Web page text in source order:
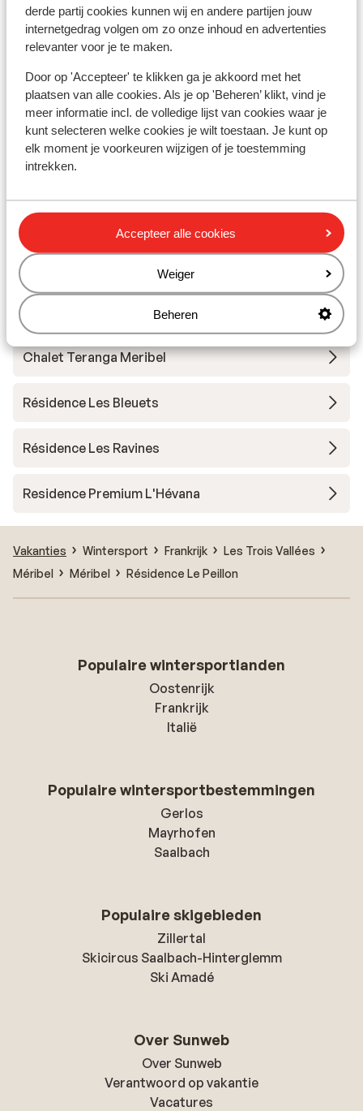
derde partij cookies kunnen wij en andere partijen jouw
internetgedrag volgen om zo onze inhoud en advertenties
relevanter voor je te maken.
Door op 'Accepteer' te klikken ga je akkoord met het
plaatsen van alle cookies. Als je op 'Beheren’ klikt, vind je
meer informatie incl. de volledige lijst van cookies waar je
kunt selecteren welke cookies je wilt toestaan. Je kunt op
elk moment je voorkeuren wijzigen of je toestemming
intrekken.
Accepteer alle cookies
Weiger
Beheren
Skimateriaal
Andere accommodaties in Méribel
Résidence P&V Premium Les Crêts
Résidence P&V Premium Les Fermes de Méribel
Résidence Odalys Le Hameau de Mottaret
Résidence Les Sentiers du Tueda
Chalet Teranga Meribel
Résidence Les Bleuets
Résidence Les Ravines
Residence Premium L'Hévana
Vakanties Wintersport Frankrijk
Les Trois Vallées
Méribel
Méribel Résidence Le Peillon
Populaire wintersportlanden
Oostenrijk
Frankrijk
Italië
Populaire wintersportbestemmingen
Gerlos
Mayrhofen
Saalbach
Populaire skigebieden
Zillertal
Skicircus Saalbach-Hinterglemm
Ski Amadé
Over Sunweb
Over Sunweb
Verantwoord op vakantie
Vacatures